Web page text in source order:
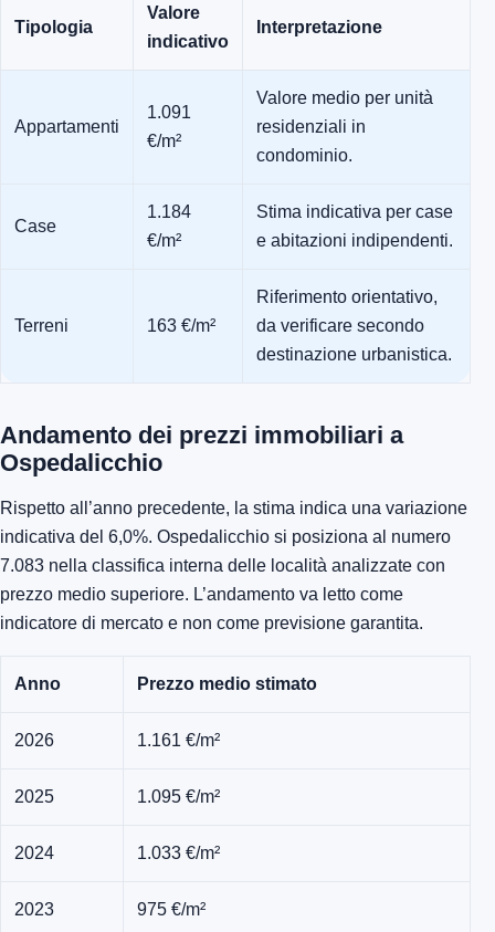
Tipologia
Valore
indicativo
Interpretazione
Appartamenti
1.091
€/m²
Valore medio per unità
residenziali in
condominio.
Case
1.184
€/m²
Stima indicativa per case
e abitazioni indipendenti.
Terreni 163 €/m²
Riferimento orientativo,
da verificare secondo
destinazione urbanistica.
Andamento dei prezzi immobiliari a
Ospedalicchio
Rispetto all’anno precedente, la stima indica una variazione
indicativa del 6,0%. Ospedalicchio si posiziona al numero
7.083 nella classifica interna delle località analizzate con
prezzo medio superiore. L’andamento va letto come
indicatore di mercato e non come previsione garantita.
Anno Prezzo medio stimato
2026 1.161 €/m²
2025 1.095 €/m²
2024 1.033 €/m²
2023 975 €/m²